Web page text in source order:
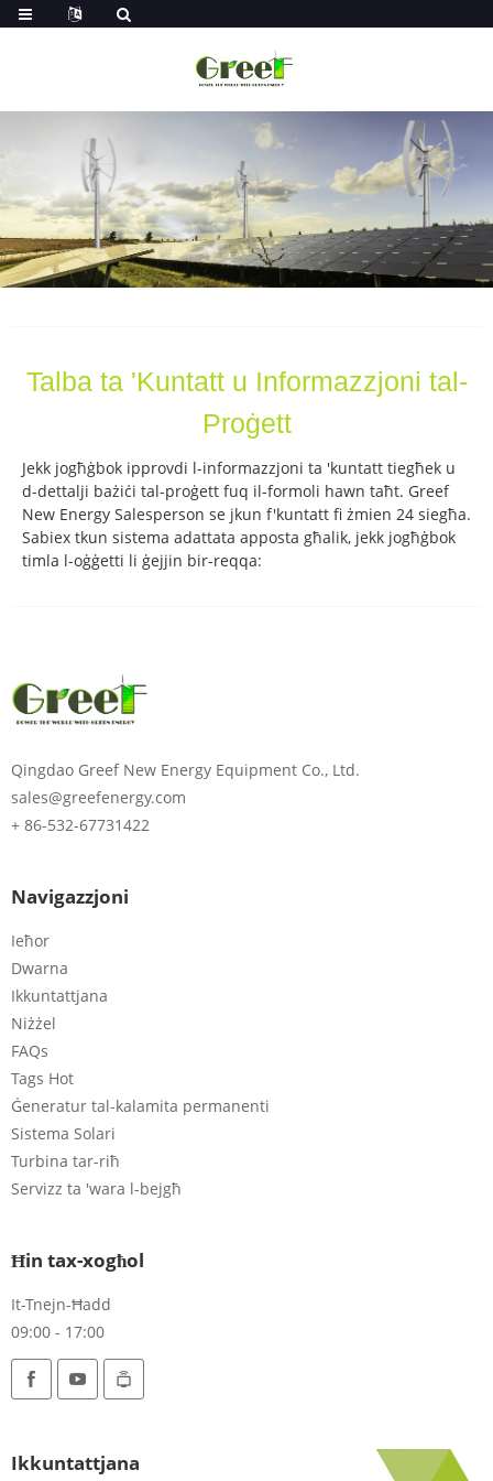
Talba ta 'Kuntatt u Informazzjoni tal-
Proġett
Jekk jogħġbok ipprovdi l-informazzjoni ta 'kuntatt tiegħek u
d-dettalji bażiċi tal-proġett fuq il-formoli hawn taħt. Greef
New Energy Salesperson se jkun f'kuntatt fi żmien 24 siegħa.
Sabiex tkun sistema adattata apposta għalik, jekk jogħġbok
timla l-oġġetti li ġejjin bir-reqqa:
Qingdao Greef New Energy Equipment Co., Ltd.
sales@greefenergy.com
+ 86-532-67731422
Navigazzjoni
Ieħor
Dwarna
Ikkuntattjana
Niżżel
FAQs
Tags Hot
Ġeneratur tal-kalamita permanenti
Sistema Solari
Turbina tar-riħ
Servizz ta 'wara l-bejgħ
Ħin tax-xogħol
It-Tnejn-Ħadd
09:00 - 17:00
Ikkuntattjana
Jekk jogħġbok daħħal il-